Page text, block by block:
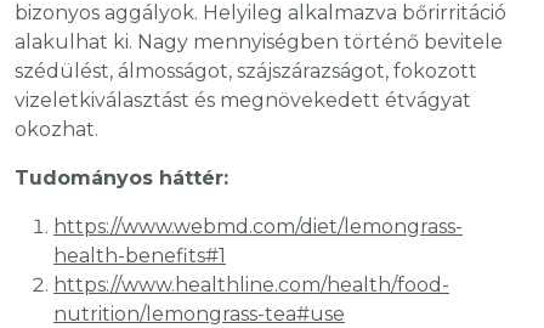
bizonyos aggályok. Helyileg alkalmazva bőrirritáció
alakulhat ki. Nagy mennyiségben történő bevitele
szédülést, álmosságot, szájszárazságot, fokozott
vizeletkiválasztást és megnövekedett étvágyat
okozhat.
Tudományos háttér:
https://www.webmd.com/diet/lemongrass-
health-benefits#1
https://www.healthline.com/health/food-
nutrition/lemongrass-tea#use